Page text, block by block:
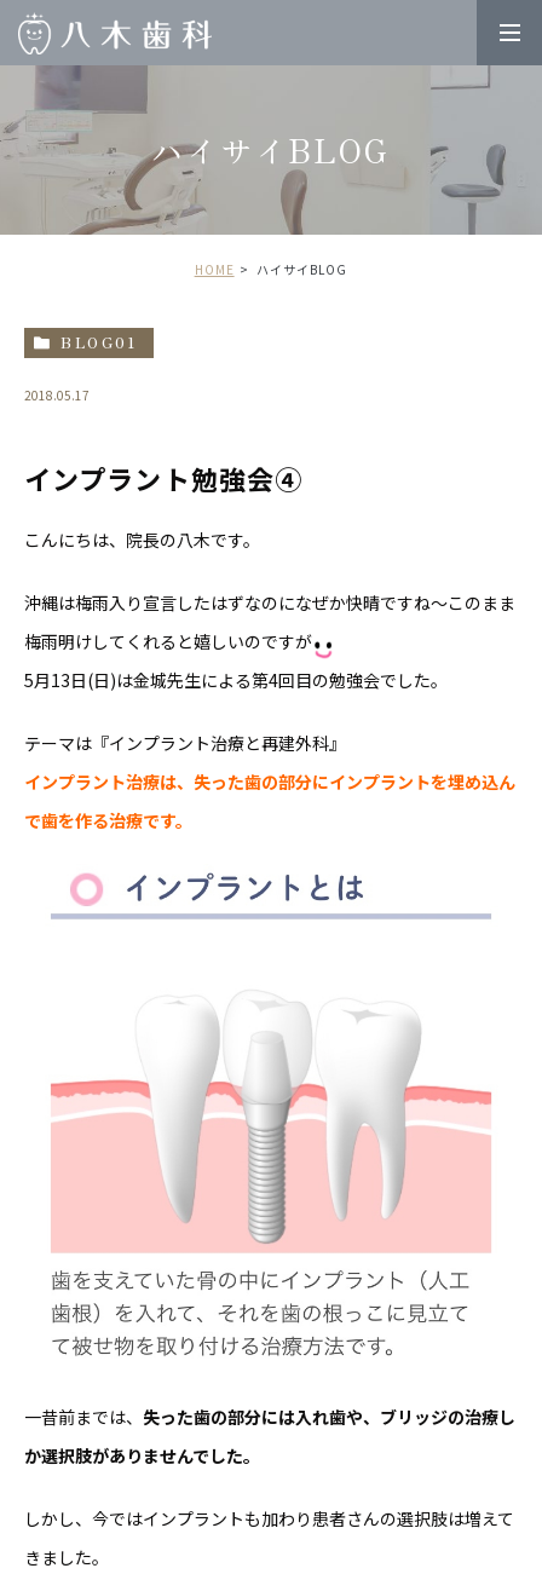
ハイサイBLOG
HOME ハイサイBLOG
BLOG01
2018.05.17
インプラント勉強会④
こんにちは、院長の八木です。
沖縄は梅雨入り宣言したはずなのになぜか快晴ですね〜このまま
梅雨明けしてくれると嬉しいのですが
5月13日(日)は金城先生による第4回目の勉強会でした。
テーマは『インプラント治療と再建外科』
インプラント治療は、失った歯の部分にインプラントを埋め込ん
で歯を作る治療です。
一昔前までは、 失った歯の部分には入れ歯や、ブリッジの治療し
か選択肢がありませんでした。
しかし、今ではインプラントも加わり患者さんの選択肢は増えて
きました。